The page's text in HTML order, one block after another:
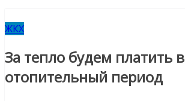
ЖКХ
За тепло будем платить в
отопительный период